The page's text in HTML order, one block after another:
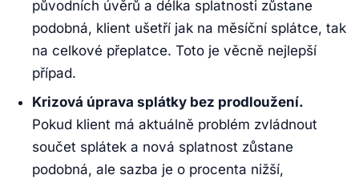
původních úvěrů a délka splatnosti zůstane
podobná, klient ušetří jak na měsíční splátce, tak
na celkové přeplatce. Toto je věcně nejlepší
případ.
Krizová úprava splátky bez prodloužení.
Pokud klient má aktuálně problém zvládnout
součet splátek a nová splatnost zůstane
podobná, ale sazba je o procenta nižší,